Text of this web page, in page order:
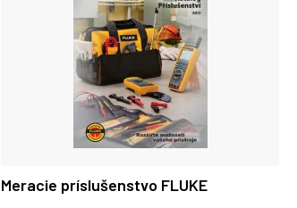
Meracie príslušenstvo FLUKE